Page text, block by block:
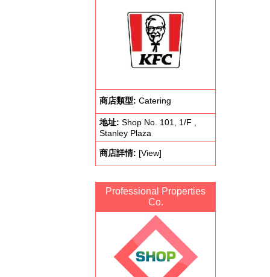
商店類型: Catering
地址: Shop No. 101, 1/F ,
Stanley Plaza
商店詳情: [View]
Professional Properties
Co.